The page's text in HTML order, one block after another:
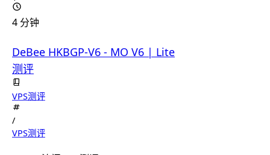
4 分钟
DeBee HKBGP-V6 - MO V6 | Lite
测评
VPS测评
/
VPS测评